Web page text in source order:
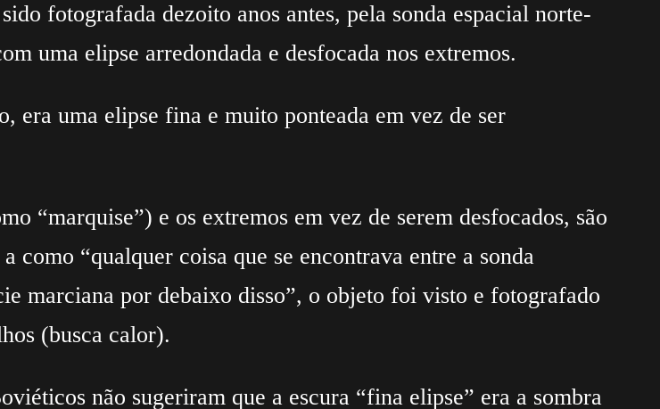
fotografada dezoito anos antes, pela sonda espacial norte-
uma elipse arredondada e desfocada nos extremos.
era uma elipse fina e muito ponteada em vez de ser
“marquise”) e os extremos em vez de serem desfocados, são
como “qualquer coisa que se encontrava entre a sonda
marciana por debaixo disso”, o objeto foi visto e fotografado
(busca calor).
não sugeriram que a escura “fina elipse” era a sombra